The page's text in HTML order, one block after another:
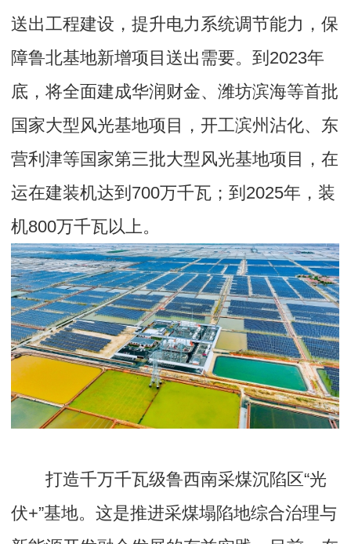
送出工程建设，提升电力系统调节能力，保
障鲁北基地新增项目送出需要。到2023年
底，将全面建成华润财金、潍坊滨海等首批
国家大型风光基地项目，开工滨州沾化、东
营利津等国家第三批大型风光基地项目，在
运在建装机达到700万千瓦；到2025年，装
机800万千瓦以上。
打造千万千瓦级鲁西南采煤沉陷区“光
伏+”基地。这是推进采煤塌陷地综合治理与